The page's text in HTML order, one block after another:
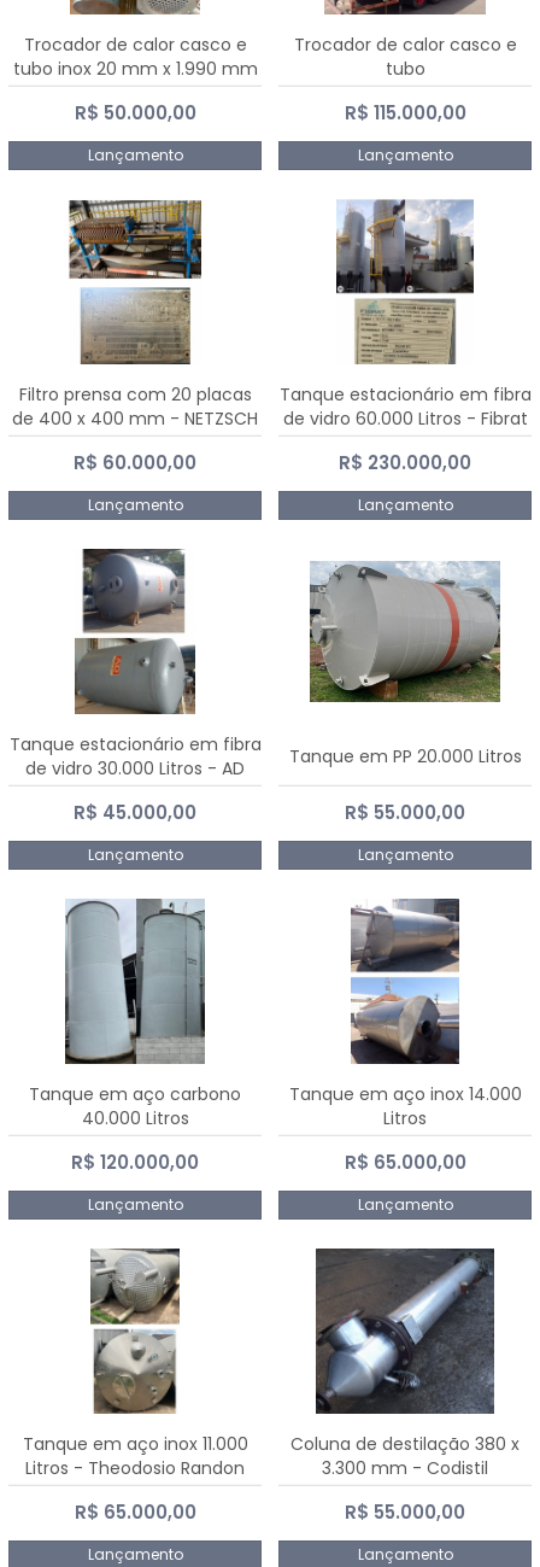
Trocador de calor casco e
tubo inox 20 mm x 1.990 mm
R$ 50.000,00
Lançamento
Trocador de calor casco e
tubo
R$ 115.000,00
Lançamento
Filtro prensa com 20 placas
de 400 x 400 mm - NETZSCH
R$ 60.000,00
Lançamento
Tanque estacionário em fibra
de vidro 60.000 Litros - Fibrat
R$ 230.000,00
Lançamento
Tanque estacionário em fibra
de vidro 30.000 Litros - AD
Fibras
R$ 45.000,00
Lançamento
Tanque em PP 20.000 Litros
R$ 55.000,00
Lançamento
Tanque em aço carbono
40.000 Litros
R$ 120.000,00
Lançamento
Tanque em aço inox 14.000
Litros
R$ 65.000,00
Lançamento
Tanque em aço inox 11.000
Litros - Theodosio Randon
R$ 65.000,00
Lançamento
Coluna de destilação 380 x
3.300 mm - Codistil
R$ 55.000,00
Lançamento